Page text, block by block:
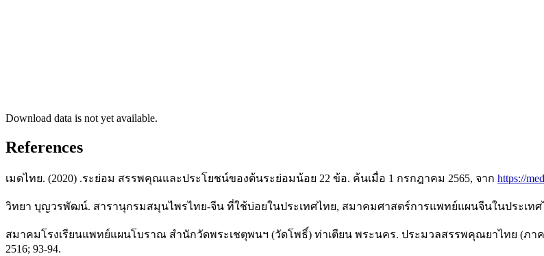
Download data is not yet available.
References
เมดไทย. (2020) .ระย่อม สรรพคุณและประโยชน์ของต้นระย่อมน้อย 22 ข้อ. ค้นเมื่อ 1 กรกฎาคม 2565, จาก https://
วิทยา บุญวรพัฒน์. สารานุกรมสมุนไพรไทย-จีน ที่ใช้บ่อยในประเทศไทย, สมาคมศาสตร์การแพทย์แผนจีนในประเทศไ
สมาคมโรงเรียนแพทย์แผนโบราณ สำนักวัดพระเชตุพนฯ (วัดโพธิ์) ท่าเตียน พระนคร. ประมวลสรรพคุณยาไทย (ภ
2516; 93-94.